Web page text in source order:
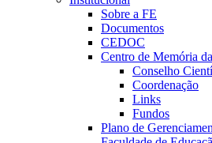
Sobre a FE
Documentos
CEDOC
Centro de Memória
Conselho
Coordenação
Links
Fundos
Plano de